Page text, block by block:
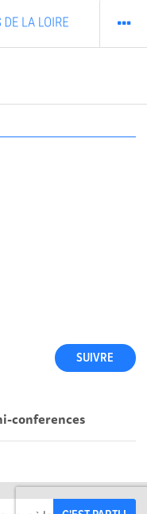
SUIVRE
conferences